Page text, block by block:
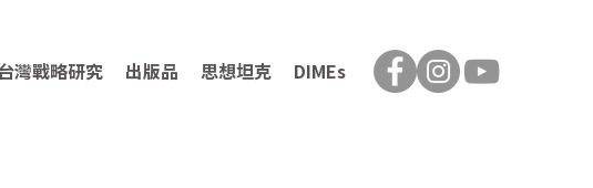
台灣戰略研究 出版品 思想坦克 DIMEs